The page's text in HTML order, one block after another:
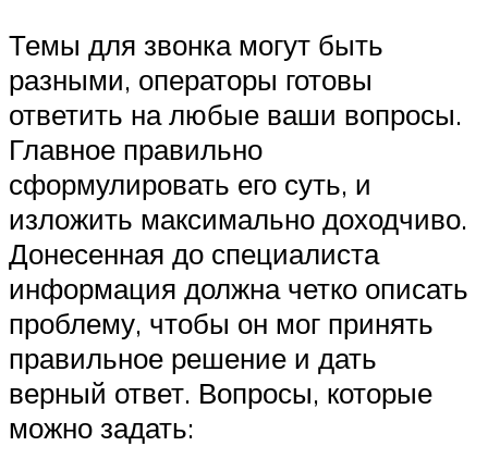
Темы для звонка могут быть
разными, операторы готовы
ответить на любые ваши вопросы.
Главное правильно
сформулировать его суть, и
изложить максимально доходчиво.
Донесенная до специалиста
информация должна четко описать
проблему, чтобы он мог принять
правильное решение и дать
верный ответ. Вопросы, которые
можно задать: